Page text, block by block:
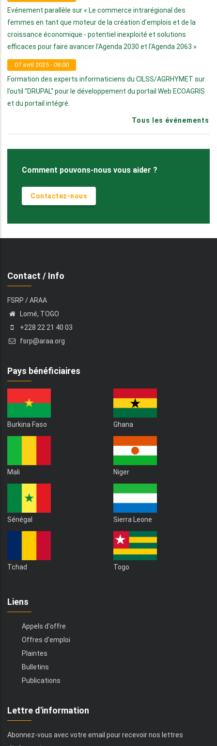
Evénement parallèle sur « Le commerce intrarégional des
femmes en tant que moteur de la création d'emplois et de la
croissance économique - potentiel inexploité et solutions
efficaces pour faire avancer l'Agenda 2030 et l'Agenda 2063 »
07 avril 2025 - 08:00
Formation des experts informaticiens du CILSS/AGRHYMET sur
l’outil "DRUPAL" pour le développement du portail Web ECOAGRIS
et du portail intégré.
Tous les événements
Comment pouvons-nous vous aider ?
Contactez-nous
Contact / Info
FSRP / ARAA
Lomé, TOGO
+228 22 21 40 03
fsrp@araa.org
Pays bénéficiaires
Burkina Faso Ghana
Mali Niger
Sénégal Sierra Leone
Tchad Togo
Liens
Appels d'offre
Offres d'emploi
Plaintes
Bulletins
Publications
Lettre d'information
Abonnez-vous avec votre email pour recevoir nos lettres